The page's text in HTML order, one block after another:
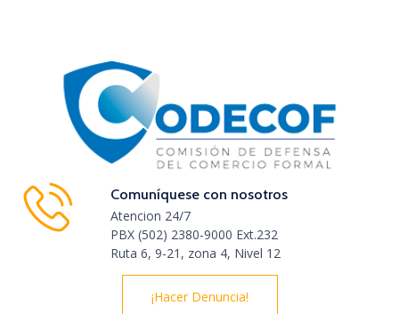
Comuníquese con nosotros
Atencion 24/7
PBX (502) 2380-9000 Ext.232
Ruta 6, 9-21, zona 4, Nivel 12
¡Hacer Denuncia!